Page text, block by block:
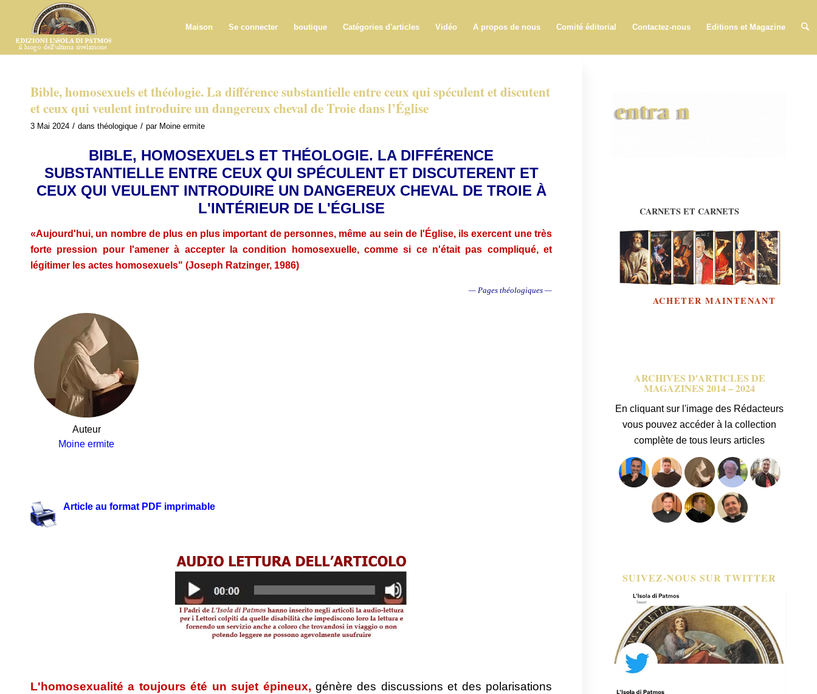
Maison Se connecter boutique Catégories d'articles Vidéo A propos de nous Comité éditorial Contactez-nous Editions et Magazine
Bible, homosexuels et théologie. La différence substantielle entre ceux qui spéculent et discutent
et ceux qui veulent introduire un dangereux cheval de Troie dans l’Église
3 Mai 2024 / dans théologique / par Moine ermite
BIBLE, HOMOSEXUELS ET THÉOLOGIE. LA DIFFÉRENCE
SUBSTANTIELLE ENTRE CEUX QUI SPÉCULENT ET DISCUTERENT ET
CEUX QUI VEULENT INTRODUIRE UN DANGEREUX CHEVAL DE TROIE À
L'INTÉRIEUR DE L'ÉGLISE
«Aujourd'hui, un nombre de plus en plus important de personnes, même au sein de l'Église, ils exercent une très
forte pression pour l'amener à accepter la condition homosexuelle, comme si ce n'était pas compliqué, et
légitimer les actes homosexuels" (Joseph Ratzinger, 1986)
— Pages théologiques —
Auteur
Moine ermite
Article au format PDF imprimable
L'homosexualité a toujours été un sujet épineux, génère des discussions et des polarisations
CARNETS ET CARNETS
ACHETER MAINTENANT
ARCHIVES D'ARTICLES DE
MAGAZINES 2014 – 2024
En cliquant sur l'image des Rédacteurs
vous pouvez accéder à la collection
complète de tous leurs articles
SUIVEZ-NOUS SUR TWITTER